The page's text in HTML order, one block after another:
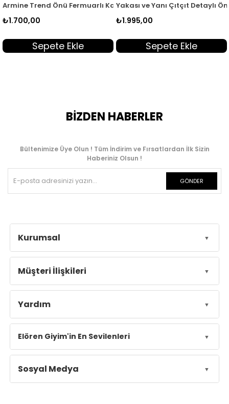
Giyçık Lacivert ARM 553
Trend Önü Fermuarlı Kadın Bomber Giyçık Haki ARM 553
Sepete Ekle
Yakası ve Yanı Çıtçıt Detaylı Önü
₺1.995,00
Sepete Ekle
BİZDEN HABERLER
Bültenimize Üye Olun ! Tüm İndirim ve Fırsatlardan İlk Sizin
Haberiniz Olsun !
GÖNDER
Kurumsal
Müşteri İlişkileri
Yardım
Elören Giyim'in En Sevilenleri
Sosyal Medya